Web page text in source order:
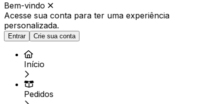
Bem-vindo
Acesse sua conta para ter uma experiência
personalizada.
Entrar Crie sua conta
Início
Pedidos